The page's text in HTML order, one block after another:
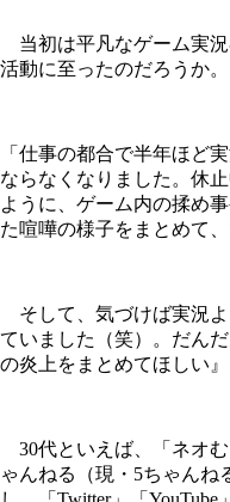
当初は平凡なゲーム実
活動に至ったのだろうか。
「仕事の都合で半年ほど
ならなくなりました。休
ように、ゲーム内の揉め
た喧嘩の様子をまとめて
そして、気づけば実況よ
ていました（笑）。だん
の炎上をまとめてほしい
30代といえば、「ネオ
ゃんねる（現・5ちゃんね